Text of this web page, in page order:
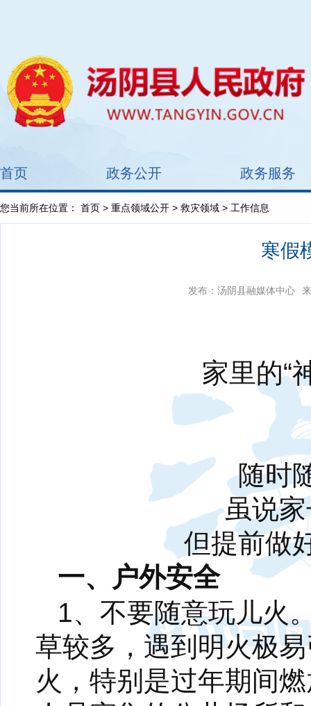
首页 政务公开 政务服务
您当前所在位置： 首页 > 重点领域公开 > 救灾领域 > 工作信息
寒假
发布：汤阴县融媒体中心
家里的“
随时
虽说
但提前做
一、户外安全
1、不要随意玩儿火
草较多，遇到明火极
火，特别是过年期间